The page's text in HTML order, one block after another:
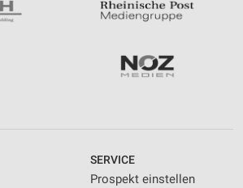
SERVICE
Prospekt einstellen